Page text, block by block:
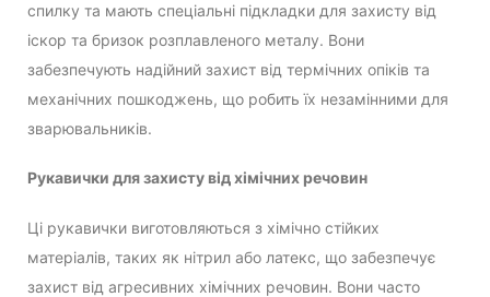
спилку та мають спеціальні підкладки для захисту від
іскор та бризок розплавленого металу. Вони
забезпечують надійний захист від термічних опіків та
механічних пошкоджень, що робить їх незамінними для
зварювальників.
Рукавички для захисту від хімічних речовин
Ці рукавички виготовляються з хімічно стійких
матеріалів, таких як нітрил або латекс, що забезпечує
захист від агресивних хімічних речовин. Вони часто